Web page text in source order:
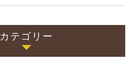
カテゴリー